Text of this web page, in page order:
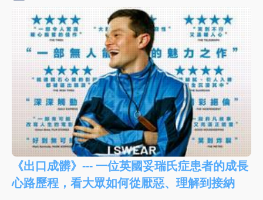
《出口成髒》--- 一位英國妥瑞氏症患者的成長
心路歷程，看大眾如何從厭惡、理解到接納